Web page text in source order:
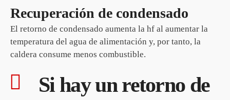
Recuperación de condensado
El retorno de condensado aumenta la hf al aumentar la
temperatura del agua de alimentación y, por tanto, la
caldera consume menos combustible.
Si hay un retorno de